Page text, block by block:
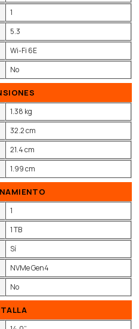
1
5.3
Wi-Fi 6E
No
1.38 kg
32.2 cm
21.4 cm
1.99 cm
1
1 TB
Sí
NVMe Gen4
No